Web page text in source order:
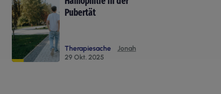
Pubertät
Therapiesache
Jonah
29 Okt. 2025